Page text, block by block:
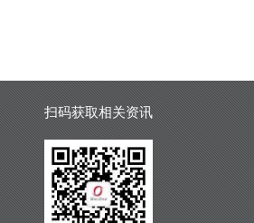
扫码获取相关资讯